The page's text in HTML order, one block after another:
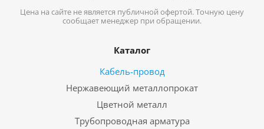
Цена на сайте не является публичной офертой. Точную цену
сообщает менеджер при обращении.
Каталог
Кабель-провод
Нержавеющий металлопрокат
Цветной металл
Трубопроводная арматура